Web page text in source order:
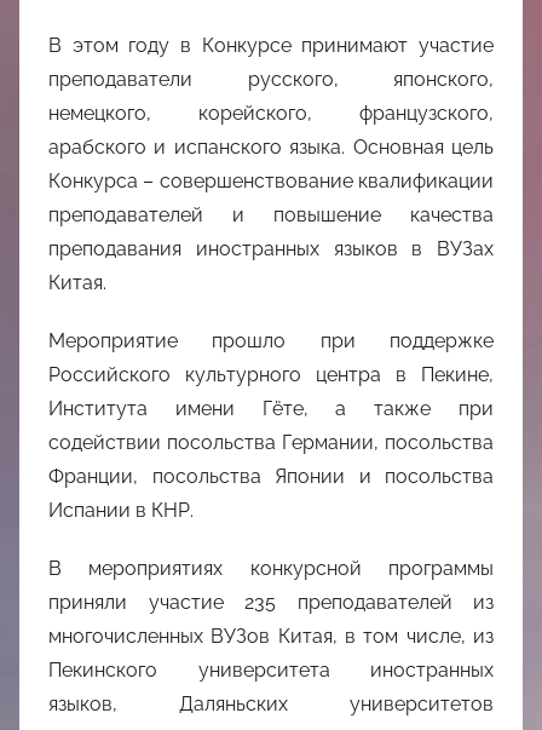
В этом году в Конкурсе принимают участие
преподаватели русского, японского,
немецкого, корейского, французского,
арабского и испанского языка. Основная цель
Конкурса – совершенствование квалификации
преподавателей и повышение качества
преподавания иностранных языков в ВУЗах
Китая.
Мероприятие прошло при поддержке
Российского культурного центра в Пекине,
Института имени Гёте, а также при
содействии посольства Германии, посольства
Франции, посольства Японии и посольства
Испании в КНР.
В мероприятиях конкурсной программы
приняли участие 235 преподавателей из
многочисленных ВУЗов Китая, в том числе, из
Пекинского университета иностранных
языков, Даляньских университетов